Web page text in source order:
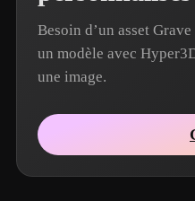
Besoin d’un asset
un modèle avec
une image.